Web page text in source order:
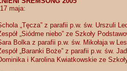
maja:
„Tęcza” z parafii p.w. św. Urszuli
„Siódme niebo” ze Szkoły
Bolka z parafii p.w. św. Mikołaja w
„Baranki Boże” z parafii p.w. św.
i Karolina Kwiatkowskie ze